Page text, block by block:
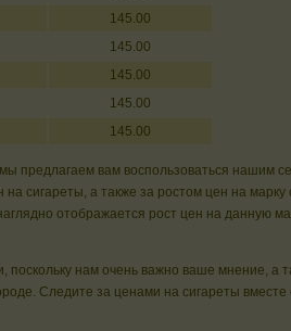
145.00
145.00
145.00
145.00
145.00
предлагаем вам воспользоваться нашим
сигареты, а также за ростом цен на марку
отображается рост цен на данную
поскольку нам очень важно ваше мнение, а
Следите за ценами на сигареты вместе